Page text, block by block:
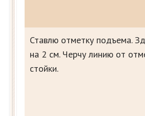
Ставлю отметку подъема.
на 2 см. Черчу линию от
стойки.